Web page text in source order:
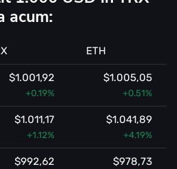
acum:
ETH
$1.001,92
+0.19%
$1.005,05
+0.51%
$1.011,17
+1.12%
$1.041,89
+4.19%
$992,62 $978,73